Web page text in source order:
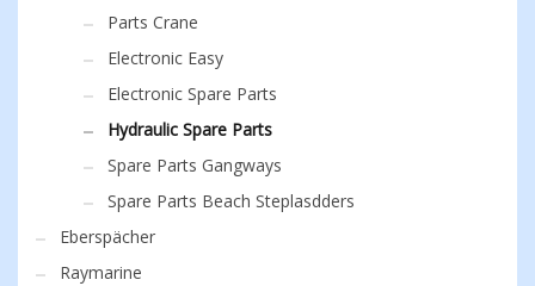
Parts Crane
Electronic Easy
Electronic Spare Parts
Hydraulic Spare Parts
Spare Parts Gangways
Spare Parts Beach Steplasdders
Eberspächer
Raymarine